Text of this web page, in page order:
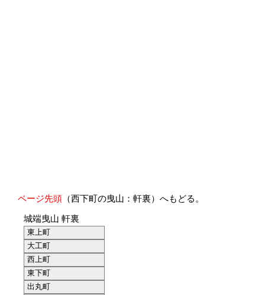
ページ先頭 （西下町の曳山：軒裏）へもどる。
城端曳山 軒裏
東上町
大工町
西上町
東下町
出丸町